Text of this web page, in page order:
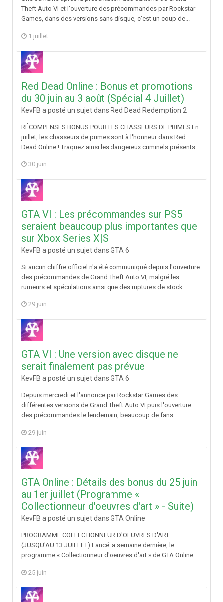
Theft Auto VI et l'ouverture des précommandes par Rockstar
Games, dans des versions sans disque, c'est un coup de...
1 juillet
Red Dead Online : Bonus et promotions
du 30 juin au 3 août (Spécial 4 Juillet)
KevFB a posté un sujet dans Red Dead Redemption 2
RÉCOMPENSES BONUS POUR LES CHASSEURS DE PRIMES En
juillet, les chasseurs de primes sont à l'honneur dans Red
Dead Online ! Traquez ainsi les dangereux criminels présents...
30 juin
GTA VI : Les précommandes sur PS5
seraient beaucoup plus importantes que
sur Xbox Series X|S
KevFB a posté un sujet dans GTA 6
Si aucun chiffre officiel n'a été communiqué depuis l'ouverture
des précommandes de Grand Theft Auto VI, malgré les
rumeurs et spéculations ainsi que des ruptures de stock...
29 juin
GTA VI : Une version avec disque ne
serait finalement pas prévue
KevFB a posté un sujet dans GTA 6
Depuis mercredi et l'annonce par Rockstar Games des
différentes versions de Grand Theft Auto VI puis l'ouverture
des précommandes le lendemain, beaucoup de fans...
29 juin
GTA Online : Détails des bonus du 25 juin
au 1er juillet (Programme «
Collectionneur d'oeuvres d'art » - Suite)
KevFB a posté un sujet dans GTA Online
PROGRAMME COLLECTIONNEUR D'OEUVRES D'ART
(JUSQU'AU 13 JUILLET) Lancé la semaine dernière, le
programme « Collectionneur d'oeuvres d'art » de GTA Online...
25 juin